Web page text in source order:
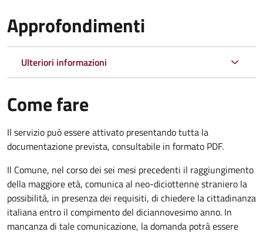
Approfondimenti
Ulteriori informazioni
Come fare
Il servizio può essere attivato presentando tutta la
documentazione prevista, consultabile in formato PDF.
Il Comune, nel corso dei sei mesi precedenti il raggiungimento
della maggiore età, comunica al neo-diciottenne straniero la
possibilità, in presenza dei requisiti, di chiedere la cittadinanza
italiana entro il compimento del diciannovesimo anno. In
mancanza di tale comunicazione, la domanda potrà essere